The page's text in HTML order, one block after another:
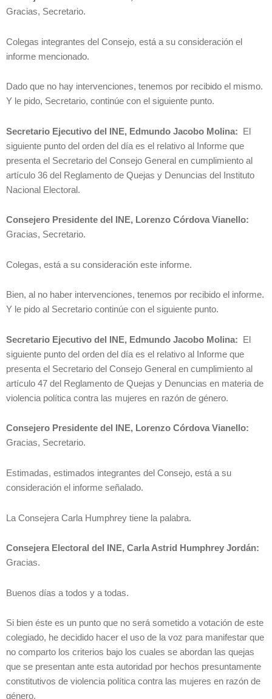
Gracias, Secretario.
Colegas integrantes del Consejo, está a su consideración el
informe mencionado.
Dado que no hay intervenciones, tenemos por recibido el mismo.
Y le pido, Secretario, continúe con el siguiente punto.
Secretario Ejecutivo del INE, Edmundo Jacobo Molina:
El
siguiente punto del orden del día es el relativo al Informe que
presenta el Secretario del Consejo General en cumplimiento al
artículo 36 del Reglamento de Quejas y Denuncias del Instituto
Nacional Electoral.
Consejero Presidente del INE, Lorenzo Córdova Vianello:
Gracias, Secretario.
Colegas, está a su consideración este informe.
Bien, al no haber intervenciones, tenemos por recibido el informe.
Y le pido al Secretario continúe con el siguiente punto.
Secretario Ejecutivo del INE, Edmundo Jacobo Molina:
El
siguiente punto del orden del día es el relativo al Informe que
presenta el Secretario del Consejo General en cumplimiento al
artículo 47 del Reglamento de Quejas y Denuncias en materia de
violencia política contra las mujeres en razón de género.
Consejero Presidente del INE, Lorenzo Córdova Vianello:
Gracias, Secretario.
Estimadas, estimados integrantes del Consejo, está a su
consideración el informe señalado.
La Consejera Carla Humphrey tiene la palabra.
Consejera Electoral del INE, Carla Astrid Humphrey Jordán:
Gracias.
Buenos días a todos y a todas.
Si bien éste es un punto que no será sometido a votación de este
colegiado, he decidido hacer el uso de la voz para manifestar que
no comparto los criterios bajo los cuales se abordan las quejas
que se presentan ante esta autoridad por hechos presuntamente
constitutivos de violencia política contra las mujeres en razón de
género.